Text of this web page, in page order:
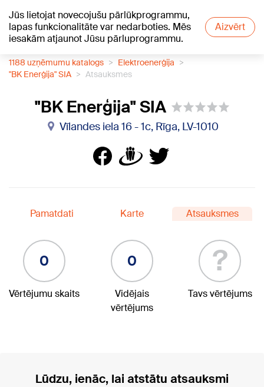
Jūs lietojat novecojušu pārlūkprogrammu,
lapas funkcionalitāte var nedarboties. Mēs
iesakām atjaunot Jūsu pārluprogrammu.
Aizvērt
+20°C
1188 uzņēmumu katalogs
Elektroenerģija
"BK Enerģija" SIA
Atsauksmes
"BK Enerģija" SIA
Vīlandes iela 16 - 1c, Rīga, LV-1010
Pamatdati Karte Atsauksmes
0
Vērtējumu skaits
0
Vidējais
vērtējums
?
Tavs vērtējums
Lūdzu, ienāc, lai atstātu atsauksmi